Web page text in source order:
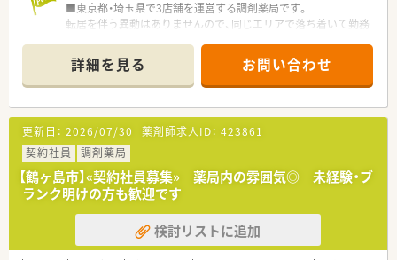
■東京都・埼玉県で3店舗を運営する調剤薬局です。
転居を伴う異動はありませんので、同じエリアで落ち着いて勤務
■経営陣と距離が近く、現場からも意見が出しやすい風土です。
■パートの方にも賞与あり♪（額は勤務時間により異なります）
詳細を見る お問い合わせ
更新日： 2026/07/30 薬剤師求人ID： 423861
契約社員
調剤薬局
【鶴ヶ島市】«契約社員募集» 薬局内の雰囲気◎ 未経験・ブ
ランク明けの方も歓迎です
検討リストに追加